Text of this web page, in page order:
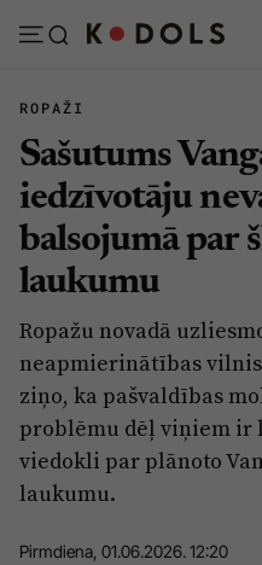
Abonēt
Ziņas
Politika
Pašvaldības
Izglītība
Veselība
ROPAŽI
Sašutums
iedzīvotāju
balsojumā par
laukumu
Ropažu novadā
neapmierinātības
ziņo, ka pašvaldības
problēmu dēļ viņiem ir
viedokli par plānoto
laukumu.
Pirmdiena, 01.06.2026. 12:20